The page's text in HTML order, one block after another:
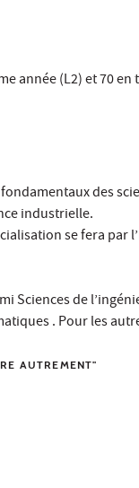
année (L2) et 70
des
industrielle.
se fera par
Sciences de
. Pour les
AUTREMENT"